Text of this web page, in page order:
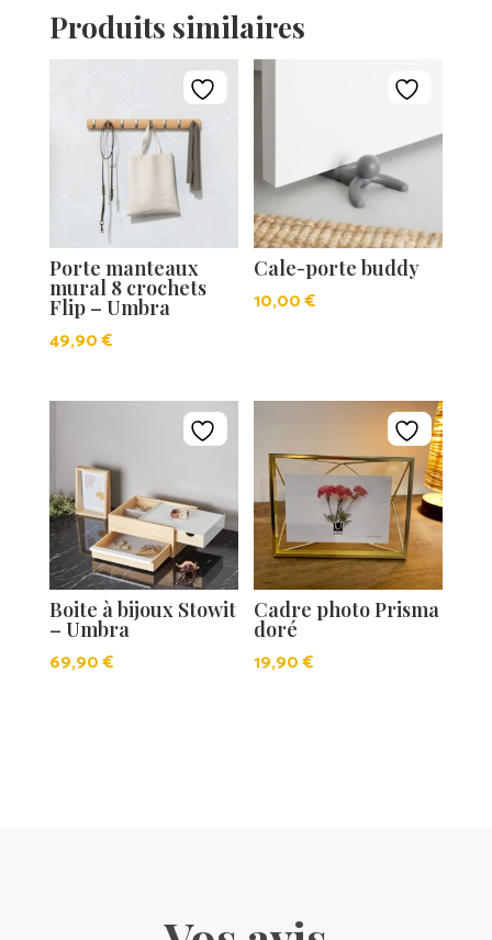
Produits similaires
Porte manteaux
mural 8 crochets
Flip – Umbra
49,90€
Cale-porte buddy
10,00€
Boite à bijoux Stowit
– Umbra
69,90€
Cadre photo Prisma
doré
19,90€